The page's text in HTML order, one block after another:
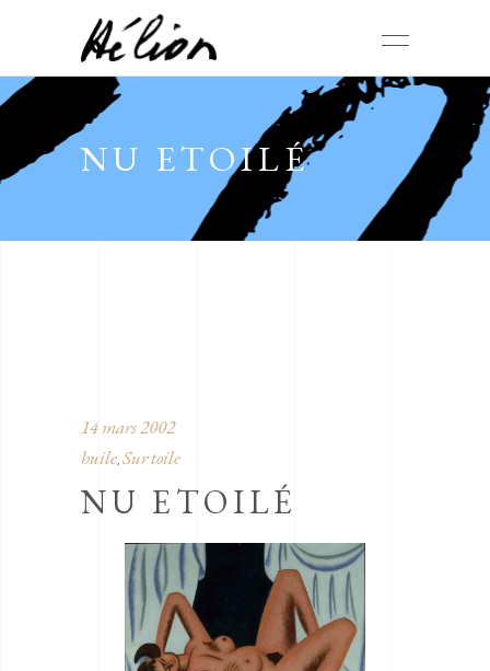
NU ETOILÉ
14 mars 2002
huile, Sur toile
NU ETOILÉ